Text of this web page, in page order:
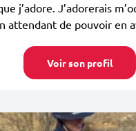
j’adore. J’adorerais
attendant de pouvoir en
Voir son profil